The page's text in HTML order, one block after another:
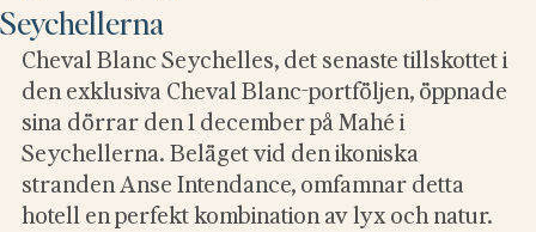
Seychellerna
Cheval Blanc Seychelles, det senaste tillskottet i
den exklusiva Cheval Blanc-portföljen, öppnade
sina dörrar den 1 december på Mahé i
Seychellerna. Beläget vid den ikoniska
stranden Anse Intendance, omfamnar detta
hotell en perfekt kombination av lyx och natur.